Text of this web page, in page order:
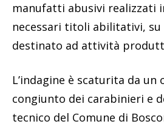
manufatti abusivi realizzati
necessari titoli abilitativi, su
destinato ad attività
L’indagine è scaturita da un
congiunto dei carabinieri e
tecnico del Comune di